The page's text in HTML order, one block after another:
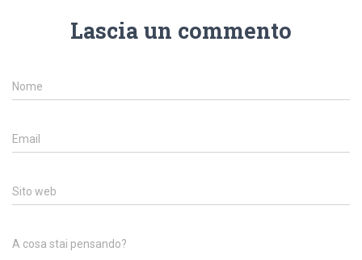
Lascia un commento
Nome
Email
Sito web
A cosa stai pensando?